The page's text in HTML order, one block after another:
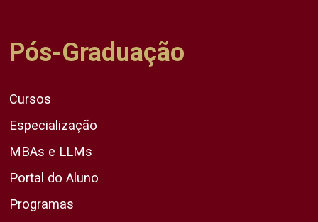
Pós-Graduação
Cursos
Especialização
MBAs e LLMs
Portal do Aluno
Programas